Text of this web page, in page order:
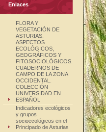
Enlaces
FLORA Y
VEGETACIÓN DE
ASTURIAS.
ASPECTOS
ECOLÓGICOS,
GEOGRÁFICOS Y
FITOSOCIOLÓGICOS.
CUADERNOS DE
CAMPO DE LA ZONA
OCCIDENTAL.
COLECCIÓN
UNIVERSIDAD EN
ESPAÑOL
Indicadores ecológicos
y grupos
socioecológicos en el
Principado de Asturias